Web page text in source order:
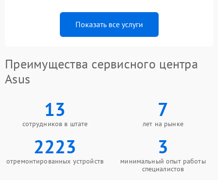
Показать все услуги
Преимущества сервисного центра
Asus
13
сотрудников в штате
7
лет на рынке
2223
отремонтированных устройств
3
минимальный опыт работы
специалистов